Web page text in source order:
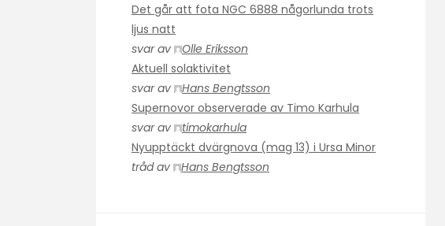
Det går att fota NGC 6888 någorlunda trots
ljus natt
svar av
Olle Eriksson
Aktuell solaktivitet
svar av
Hans Bengtsson
Supernovor observerade av Timo Karhula
svar av
timokarhula
Nyupptäckt dvärgnova (mag 13) i Ursa Minor
tråd av
Hans Bengtsson